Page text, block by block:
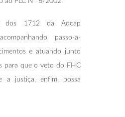
dos 1712 da Adcap
passo-a-
e atuando junto
para que o veto do FHC
a justiça, enfim, possa